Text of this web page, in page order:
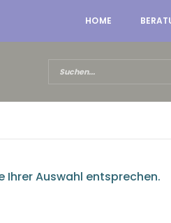
HOME
Ihrer Auswahl entsprechen.